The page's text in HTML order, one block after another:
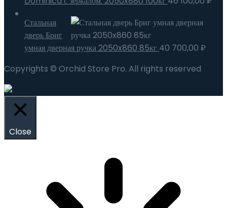
Стальная
дверь Бриг
умная дверная ручка 2050x860 85кг 40 700,00 ₽
Copyrights © Orchid Store Pro. All rights reserved
Close